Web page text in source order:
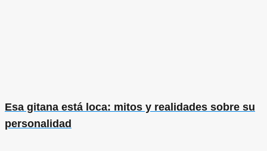
Esa gitana está loca: mitos y realidades sobre su
personalidad